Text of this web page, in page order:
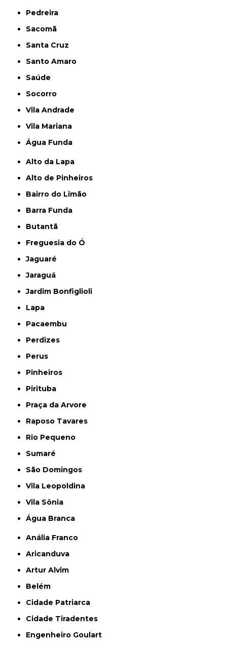
Pedreira
Sacomã
Santa Cruz
Santo Amaro
Saúde
Socorro
Vila Andrade
Vila Mariana
Água Funda
Alto da Lapa
Alto de Pinheiros
Bairro do Limão
Barra Funda
Butantã
Freguesia do Ó
Jaguaré
Jaraguá
Jardim Bonfiglioli
Lapa
Pacaembu
Perdizes
Perus
Pinheiros
Pirituba
Praça da Arvore
Raposo Tavares
Rio Pequeno
Sumaré
São Domingos
Vila Leopoldina
Vila Sônia
Água Branca
Anália Franco
Aricanduva
Artur Alvim
Belém
Cidade Patriarca
Cidade Tiradentes
Engenheiro Goulart